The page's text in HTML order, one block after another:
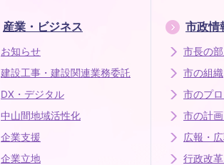
産業・ビジネス
お知らせ
建設工事・建設関連業務委託
DX・デジタル
中山間地域活性化
企業支援
企業立地
市政情
市長の
市の組織
市のプ
市の計
広報・
行政改